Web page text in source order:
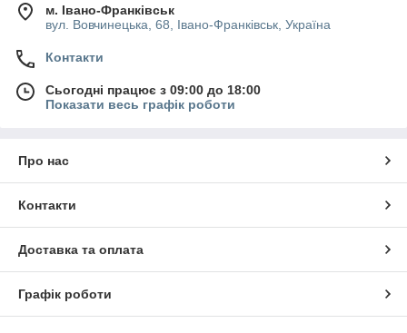
м. Івано-Франківськ
вул. Вовчинецька, 68, Івано-Франківськ, Україна
Контакти
Сьогодні працює з 09:00 до 18:00
Показати весь графік роботи
Про нас
Контакти
Доставка та оплата
Графік роботи